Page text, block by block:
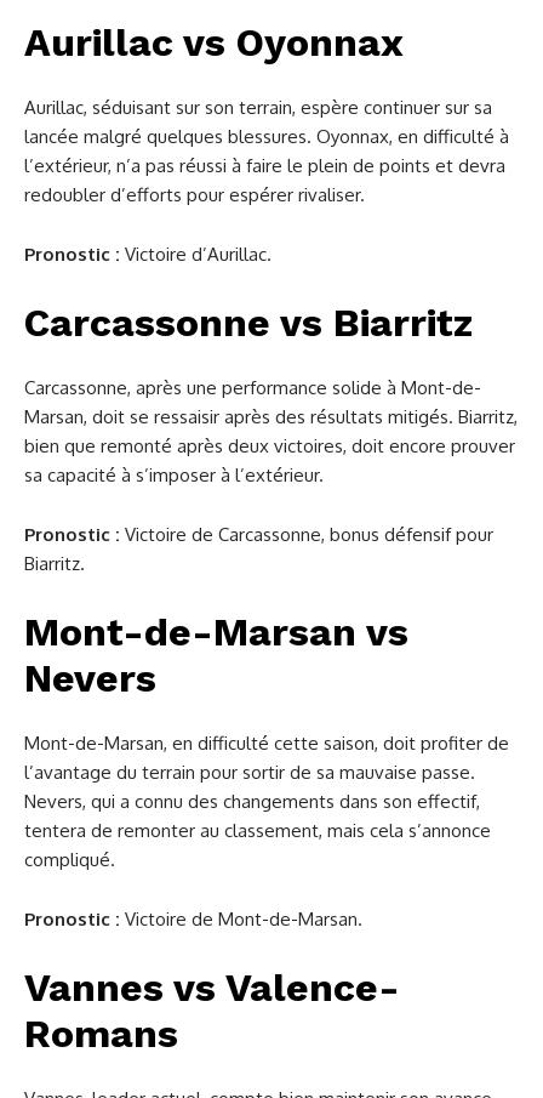
Aurillac vs Oyonnax
Aurillac, séduisant sur son terrain, espère continuer sur sa
lancée malgré quelques blessures. Oyonnax, en difficulté à
l’extérieur, n’a pas réussi à faire le plein de points et devra
redoubler d’efforts pour espérer rivaliser.
Pronostic : Victoire d’Aurillac.
Carcassonne vs Biarritz
Carcassonne, après une performance solide à Mont-de-
Marsan, doit se ressaisir après des résultats mitigés. Biarritz,
bien que remonté après deux victoires, doit encore prouver
sa capacité à s’imposer à l’extérieur.
Pronostic : Victoire de Carcassonne, bonus défensif pour
Biarritz.
Mont-de-Marsan vs
Nevers
Mont-de-Marsan, en difficulté cette saison, doit profiter de
l’avantage du terrain pour sortir de sa mauvaise passe.
Nevers, qui a connu des changements dans son effectif,
tentera de remonter au classement, mais cela s’annonce
compliqué.
Pronostic : Victoire de Mont-de-Marsan.
Vannes vs Valence-
Romans